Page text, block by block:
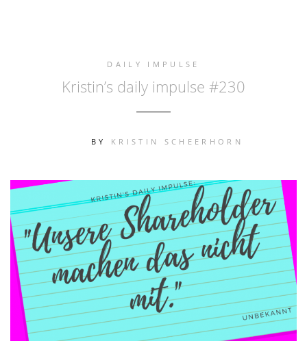
DAILY IMPULSE
Kristin’s daily impulse #230
BY KRISTIN SCHEERHORN